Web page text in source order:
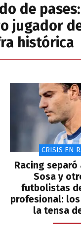
de
jugador
histórica
CRISIS EN
Racing
Sosa y
futbolistas
profesional:
la tensa